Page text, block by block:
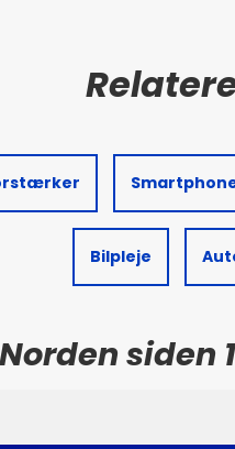
Bilpleje
siden